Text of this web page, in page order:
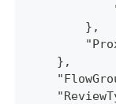
        },
    },